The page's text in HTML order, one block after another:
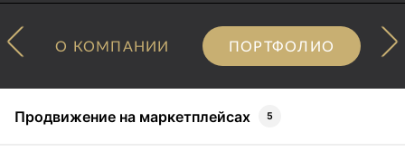
О КОМПАНИИ ПОРТФОЛИО
Продвижение на маркетплейсах 5